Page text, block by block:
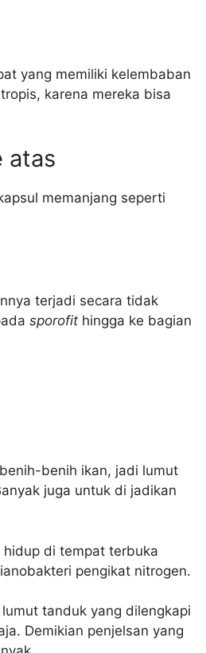
yang memiliki kelembaban
karena mereka bisa
atas
memanjang seperti
terjadi secara tidak
sporofit hingga ke bagian
benih ikan, jadi lumut
juga untuk di jadikan
di tempat terbuka
pengikat nitrogen.
tanduk yang dilengkapi
Demikian penjelsan yang